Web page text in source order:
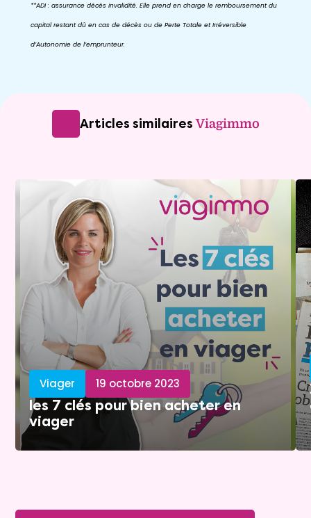
**ADI : assurance décès invalidité. Elle prend en charge le remboursement du
capital restant dû en cas de décès ou de Perte Totale et Irréversible
d’Autonomie de l’emprunteur.
Articles similairesViagimmo
Viager 19 octobre 2023
les 7 clés pour bien acheter en
viager